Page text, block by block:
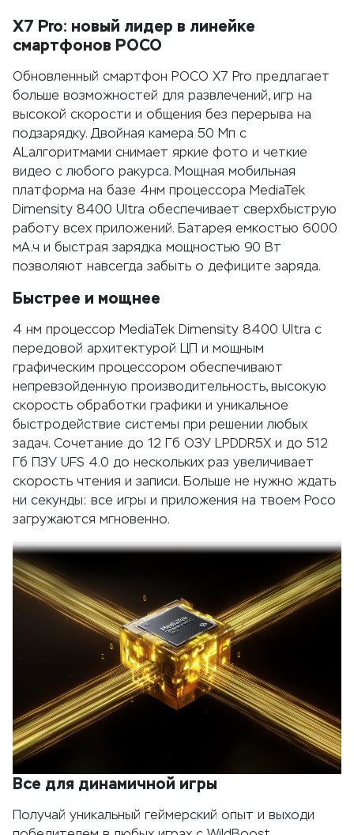
X7 Pro: новый лидер в линейке
смартфонов POCO
Обновленный смартфон POCO X7 Pro предлагает
больше возможностей для развлечений, игр на
высокой скорости и общения без перерыва на
подзарядку. Двойная камера 50 Мп с
ALалгоритмами снимает яркие фото и четкие
видео с любого ракурса. Мощная мобильная
платформа на базе 4нм процессора MediaTek
Dimensity 8400 Ultra обеспечивает сверхбыструю
работу всех приложений. Батарея емкостью 6000
мА.ч и быстрая зарядка мощностью 90 Вт
позволяют навсегда забыть о дефиците заряда.
Быстрее и мощнее
4 нм процессор MediaTek Dimensity 8400 Ultra с
передовой архитектурой ЦП и мощным
графическим процессором обеспечивают
непревзойденную производительность, высокую
скорость обработки графики и уникальное
быстродействие системы при решении любых
задач. Сочетание до 12 Гб ОЗУ LPDDR5X и до 512
Гб ПЗУ UFS 4.0 до нескольких раз увеличивает
скорость чтения и записи. Больше не нужно ждать
ни секунды: все игры и приложения на твоем Poco
загружаются мгновенно.
Все для динамичной игры
Получай уникальный геймерский опыт и выходи